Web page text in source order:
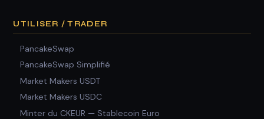
UTILISER / TRADER
PancakeSwap
PancakeSwap Simplifié
Market Makers USDT
Market Makers USDC
Minter du CKEUR — Stablecoin Euro